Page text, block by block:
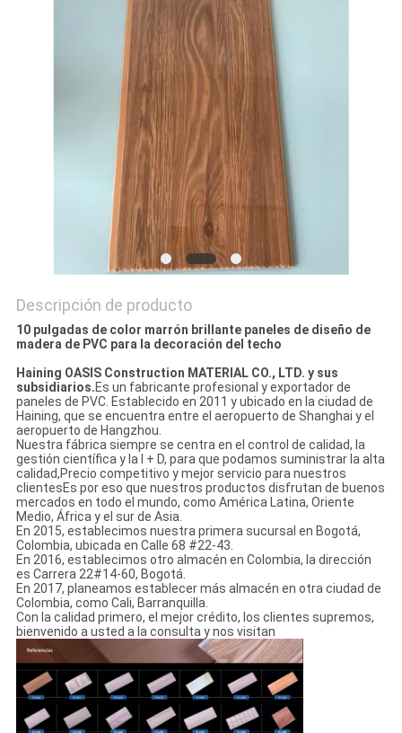
Descripción de producto
10 pulgadas de color marrón brillante paneles de diseño de
madera de PVC para la decoración del techo
Haining OASIS Construction MATERIAL CO., LTD. y sus
subsidiarios.Es un fabricante profesional y exportador de
paneles de PVC. Establecido en 2011 y ubicado en la ciudad de
Haining, que se encuentra entre el aeropuerto de Shanghai y el
aeropuerto de Hangzhou.
Nuestra fábrica siempre se centra en el control de calidad, la
gestión científica y la I + D, para que podamos suministrar la alta
calidad,Precio competitivo y mejor servicio para nuestros
clientesEs por eso que nuestros productos disfrutan de buenos
mercados en todo el mundo, como América Latina, Oriente
Medio, África y el sur de Asia.
En 2015, establecimos nuestra primera sucursal en Bogotá,
Colombia, ubicada en Calle 68 #22-43.
En 2016, establecimos otro almacén en Colombia, la dirección
es Carrera 22#14-60, Bogotá.
En 2017, planeamos establecer más almacén en otra ciudad de
Colombia, como Cali, Barranquilla.
Con la calidad primero, el mejor crédito, los clientes supremos,
bienvenido a usted a la consulta y nos visitan